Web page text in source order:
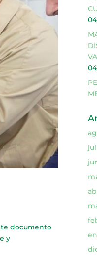
documento
y